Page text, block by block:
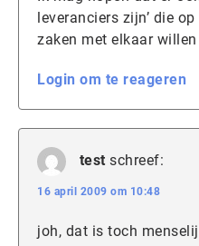
leveranciers zijn’ die
zaken met elkaar willen
Login om te reageren
test schreef:
16 april 2009 om 10:48
joh, dat is toch